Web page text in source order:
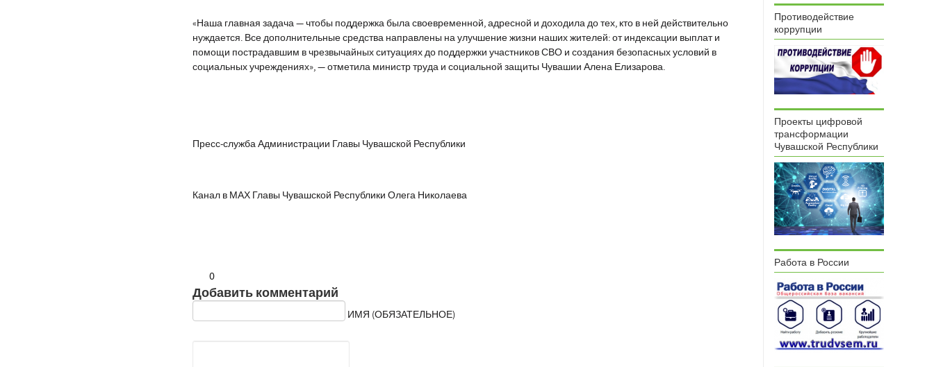
«Наша главная задача — чтобы поддержка была своевременной, адресной и доходила до тех, кто в ней действительно
нуждается. Все дополнительные средства направлены на улучшение жизни наших жителей: от индексации выплат и
помощи пострадавшим в чрезвычайных ситуациях до поддержки участников СВО и создания безопасных условий в
социальных учреждениях», — отметила министр труда и социальной защиты Чувашии Алена Елизарова.
Пресс-служба Администрации Главы Чувашской Республики
Канал в МАХ Главы Чувашской Республики Олега Николаева
0
Добавить комментарий
ИМЯ (ОБЯЗАТЕЛЬНОЕ)
Противодействие
коррупции
Проекты цифровой
трансформации
Чувашской Республики
Работа в России